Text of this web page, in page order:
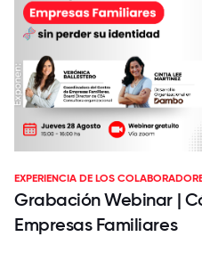
EXPERIENCIA DE LOS
Grabación Webinar |
Empresas Familiares